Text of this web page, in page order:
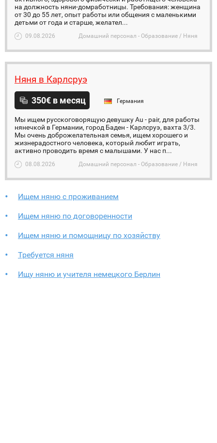
на должность няни-домработницы. Требования: женщина
от 30 до 55 лет, опыт работы или общения с маленькими
детьми от года и старше, желател...
09.08.2026 Домашний персонал - Образование / Няня
Няня в Карлсруэ
350€ в месяц Германия
Мы ищем русскоговорящую девушку Au - pair, для работы
нянечкой в Германии, город Баден - Карлсруэ, вахта 3/3.
Мы очень доброжелательная семья, ищем хорошего и
жизнерадостного человека, который любит играть,
активно проводить время с малышами. У нас п...
08.08.2026 Домашний персонал - Образование / Няня
Ищем няню с проживанием
Ищeм няню по договоренности
Ищем няню и помощницу по хозяйству
Требуется няня
Ищу няню и учителя немецкого Берлин